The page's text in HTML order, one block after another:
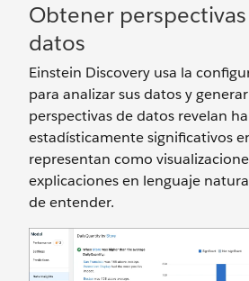
Obtener
datos
Einstein Discovery usa la
para analizar sus datos y
perspectivas de datos revelan
estadísticamente significativos
representan como
explicaciones en lenguaje
de entender.